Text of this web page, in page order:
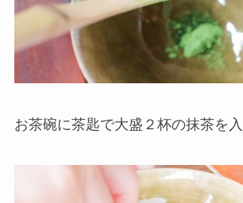
お茶碗に茶匙で大盛２杯の抹茶を入